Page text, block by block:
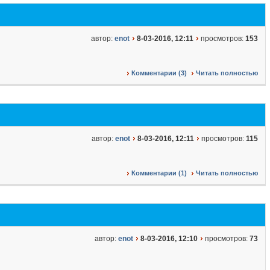
автор: enot 8-03-2016, 12:11 просмотров: 153
Комментарии (3) Читать полностью
автор: enot 8-03-2016, 12:11 просмотров: 115
Комментарии (1) Читать полностью
автор: enot 8-03-2016, 12:10 просмотров: 73